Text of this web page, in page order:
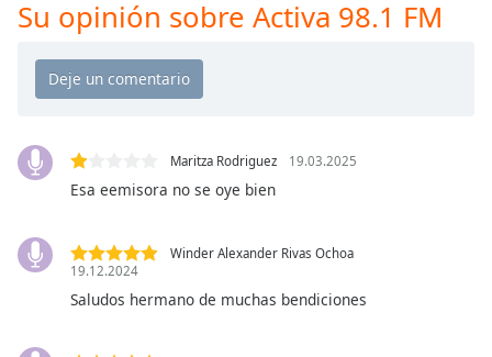
and
window.
Text
Color
Color
Su opinión sobre Activa 98.1 FM
Maritza Rodriguez 19.03.2025
Esa eemisora no se oye bien
Winder Alexander Rivas Ochoa
19.12.2024
Saludos hermano de muchas bendiciones